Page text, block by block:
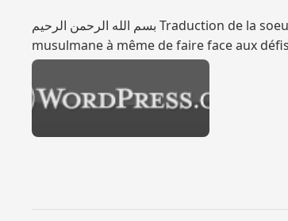
بسم الله الرحمن الرحيم Traduction de la soeur Dr. Nazreen Nawaz, qu’Allâh la récompense*. Parmi les défis de l’éducation islamique pour construire une jeunesse
musulmane à même de faire face aux